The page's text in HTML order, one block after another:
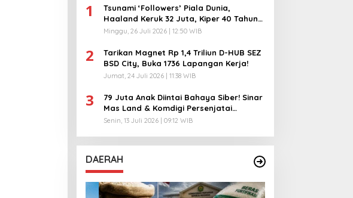
1
Tsunami ‘Followers’ Piala Dunia,
Haaland Keruk 32 Juta, Kiper 40 Tahun
Bikin Geger!
Minggu, 26 Juli 2026 | 12:50 WIB
2
Tarikan Magnet Rp 1,4 Triliun D-HUB SEZ
BSD City, Buka 1736 Lapangan Kerja!
Jumat, 24 Juli 2026 | 11:38 WIB
3
79 Juta Anak Diintai Bahaya Siber! Sinar
Mas Land & Komdigi Persenjatai
Ratusan Guru!
Senin, 13 Juli 2026 | 09:12 WIB
DAERAH